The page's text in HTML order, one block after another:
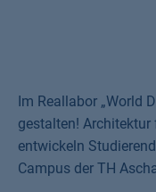
Im Reallabor „World
gestalten!
entwickeln
Campus der TH